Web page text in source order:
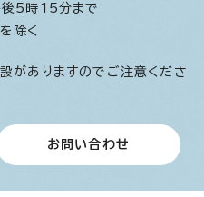
5時15分まで
除く
がありますのでご注意くださ
お問い合わせ